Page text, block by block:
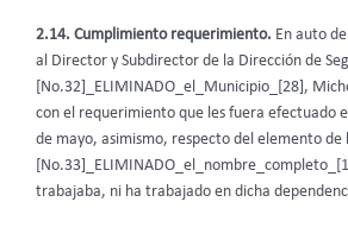
2.14. Cumplimiento requerimiento. En auto
al Director y Subdirector de la Dirección de
[No.32]_ELIMINADO_el_Municipio_[28],
con el requerimiento que les fuera efectuado
de mayo, asimismo, respecto del elemento de
trabajaba, ni ha trabajado en dicha